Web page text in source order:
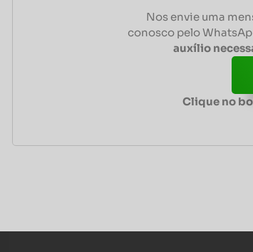
Nos envie uma
conosco pelo
auxílio
Clique no